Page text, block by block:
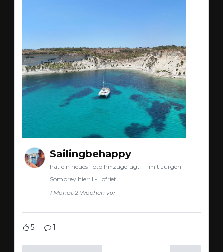
Sailingbehappy
hat ein neues Foto hinzugefügt — mit Jürgen
Sombrey hier: Il-Hofriet.
1 Monat 2 Wochen vor
5 1